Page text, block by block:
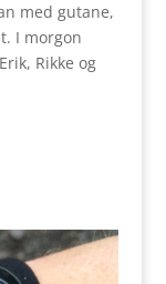
med gutane,
I morgon
Rikke og